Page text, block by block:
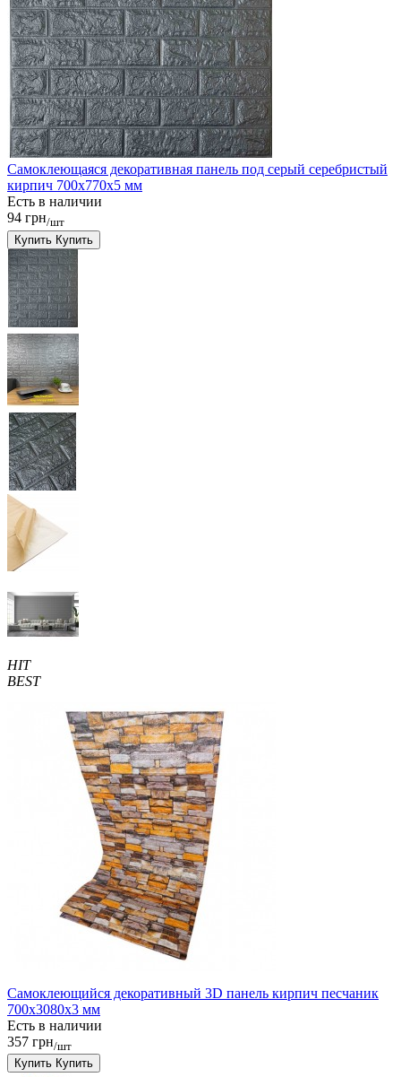
Самоклеющаяся декоративная панель под серый серебристый
кирпич 700x770x5 мм
Есть в наличии
94 грн/шт
Купить Купить
HIT
BEST
Самоклеющийся декоративный 3D панель кирпич песчаник
700x3080x3 мм
Есть в наличии
357 грн/шт
Купить Купить